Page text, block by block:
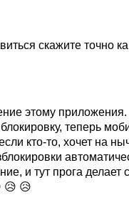
скажите точно
этому приложения.
теперь
кто-то, хочет на
и тут прога делает
😥 😥